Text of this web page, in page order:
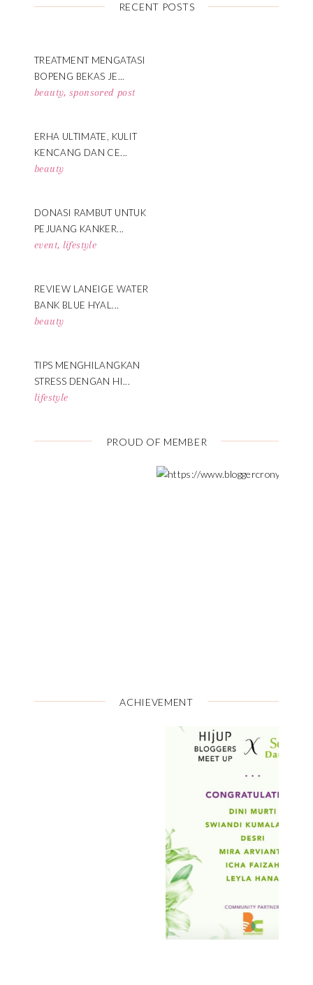
RECENT POSTS
TREATMENT MENGATASI
BOPENG BEKAS JE...
beauty, sponsored post
ERHA ULTIMATE, KULIT
KENCANG DAN CE...
beauty
DONASI RAMBUT UNTUK
PEJUANG KANKER...
event, lifestyle
REVIEW LANEIGE WATER
BANK BLUE HYAL...
beauty
TIPS MENGHILANGKAN
STRESS DENGAN HI...
lifestyle
PROUD OF MEMBER
ACHIEVEMENT